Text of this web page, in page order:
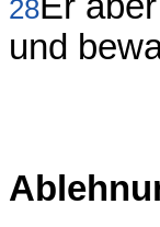
28
und